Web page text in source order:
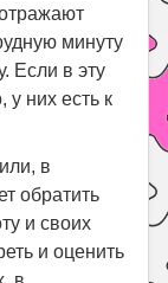
минуту
Если в эту
у них есть к
в
обратить
и своих
и оценить